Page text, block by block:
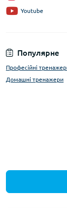
Популярне
Професійні
Домашні тренажери
Youtube